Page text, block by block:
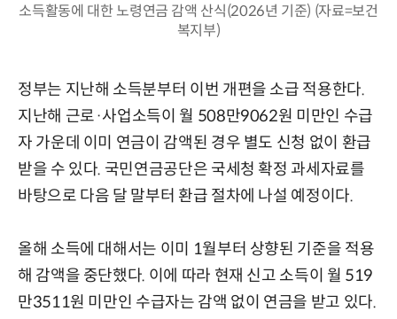
소득활동에 대한 노령연금 감액 산식(2026년 기준) (자료=보건
복지부)
정부는 지난해 소득분부터 이번 개편을 소급 적용한다.
지난해 근로·사업소득이 월 508만9062원 미만인 수급
자 가운데 이미 연금이 감액된 경우 별도 신청 없이 환급
받을 수 있다. 국민연금공단은 국세청 확정 과세자료를
바탕으로 다음 달 말부터 환급 절차에 나설 예정이다.
올해 소득에 대해서는 이미 1월부터 상향된 기준을 적용
해 감액을 중단했다. 이에 따라 현재 신고 소득이 월 519
만3511원 미만인 수급자는 감액 없이 연금을 받고 있다.